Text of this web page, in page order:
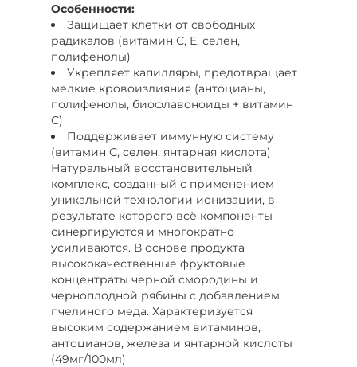
Особенности:
Защищает клетки от свободных
радикалов (витамин С, Е, селен,
полифенолы)
Укрепляет капилляры, предотвращает
мелкие кровоизлияния (антоцианы,
полифенолы, биофлавоноиды + витамин
С)
Поддерживает иммунную систему
(витамин С, селен, янтарная кислота)
Натуральный восстановительный
комплекс, созданный с применением
уникальной технологии ионизации, в
результате которого всё компоненты
синергируются и многократно
усиливаются. В основе продукта
высококачественные фруктовые
концентраты черной смородины и
черноплодной рябины с добавлением
пчелиного меда. Характеризуется
высоким содержанием витаминов,
антоцианов, железа и янтарной кислоты
(49мг/100мл)